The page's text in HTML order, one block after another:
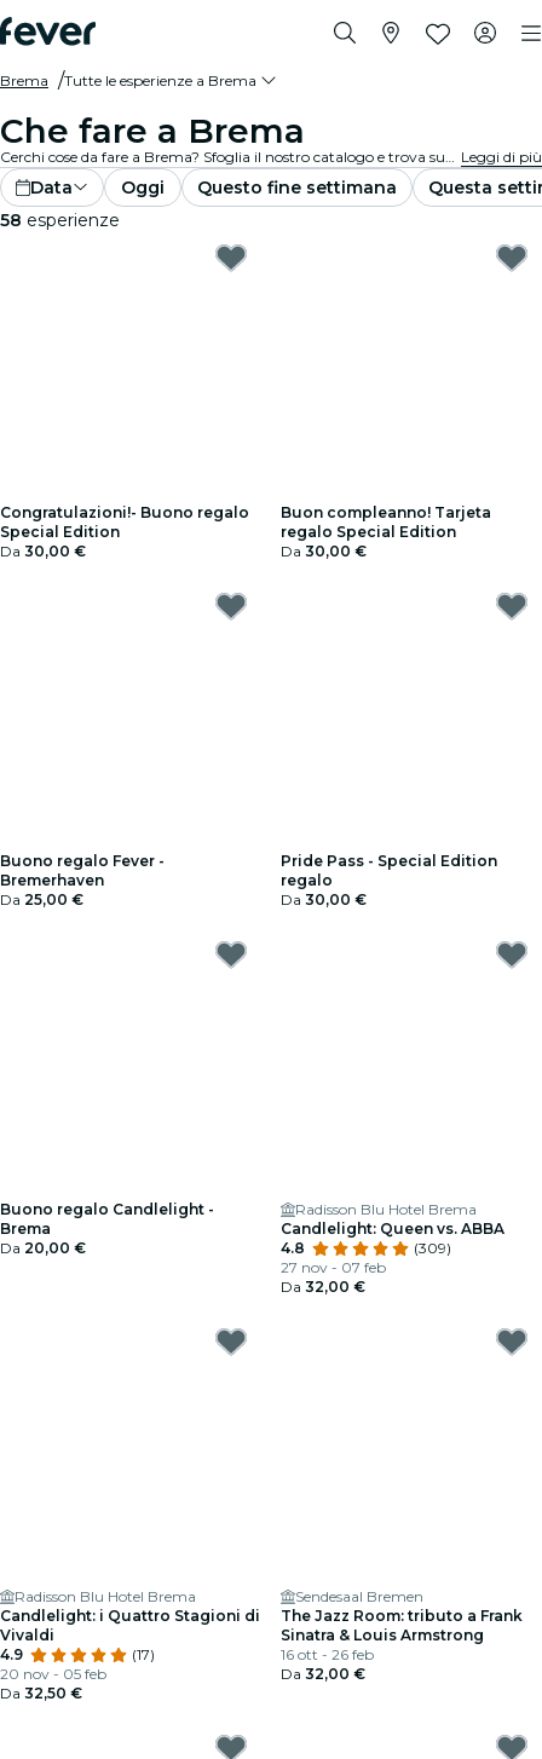
Brema Tutte le esperienze a Brema
Che fare a Brema
Cerchi cose da fare a Brema? Sfoglia il nostro catalogo e trova subito le migliori esperienze e attività nella tua città. Leggi di più
Data Oggi Questo fine settimana
Questa
58 esperienze
Congratulazioni!- Buono regalo
Special Edition
Da 30,00 €
Buon compleanno! Tarjeta
regalo Special Edition
Da 30,00 €
Buono regalo Fever -
Bremerhaven
Da 25,00 €
Pride Pass - Special Edition
regalo
Da 30,00 €
Buono regalo Candlelight -
Brema
Da 20,00 €
Radisson Blu Hotel Brema
Candlelight: Queen vs. ABBA
4.8
(309)
27 nov - 07 feb
Da 32,00 €
Radisson Blu Hotel Brema
Candlelight: i Quattro Stagioni di
Vivaldi
4.9
(17)
20 nov - 05 feb
Da 32,50 €
Sendesaal Bremen
The Jazz Room: tributo a Frank
Sinatra & Louis Armstrong
16 ott - 26 feb
Da 32,00 €